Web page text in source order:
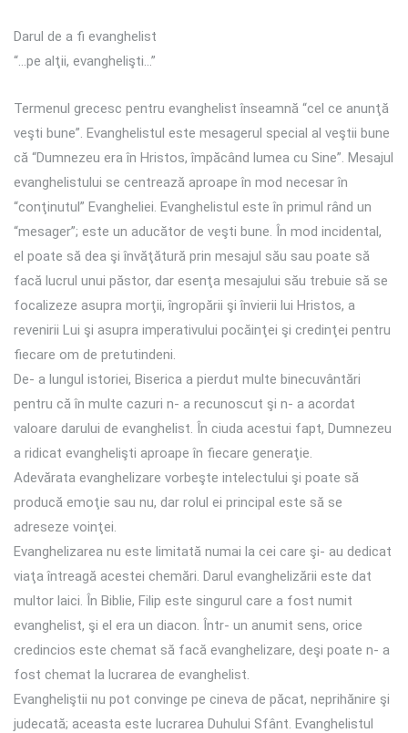
Darul de a fi evanghelist
“…pe alţii, evanghelişti…”
Termenul grecesc pentru evanghelist înseamnă “cel ce anunţă
veşti bune”. Evanghelistul este mesagerul special al veştii bune
că “Dumnezeu era în Hristos, împăcând lumea cu Sine”. Mesajul
evanghelistului se centrează aproape în mod necesar în
“conţinutul” Evangheliei. Evanghelistul este în primul rând un
“mesager”; este un aducător de veşti bune. În mod incidental,
el poate să dea şi învăţătură prin mesajul său sau poate să
facă lucrul unui păstor, dar esenţa mesajului său trebuie să se
focalizeze asupra morţii, îngropării şi învierii lui Hristos, a
revenirii Lui şi asupra imperativului pocăinţei şi credinţei pentru
fiecare om de pretutindeni.
De- a lungul istoriei, Biserica a pierdut multe binecuvântări
pentru că în multe cazuri n- a recunoscut şi n- a acordat
valoare darului de evanghelist. În ciuda acestui fapt, Dumnezeu
a ridicat evanghelişti aproape în fiecare generaţie.
Adevărata evanghelizare vorbeşte intelectului şi poate să
producă emoţie sau nu, dar rolul ei principal este să se
adreseze voinţei.
Evanghelizarea nu este limitată numai la cei care şi- au dedicat
viaţa întreagă acestei chemări. Darul evanghelizării este dat
multor laici. În Biblie, Filip este singurul care a fost numit
evanghelist, şi el era un diacon. Într- un anumit sens, orice
credincios este chemat să facă evanghelizare, deşi poate n- a
fost chemat la lucrarea de evanghelist.
Evangheliştii nu pot convinge pe cineva de păcat, neprihănire şi
judecată; aceasta este lucrarea Duhului Sfânt. Evanghelistul